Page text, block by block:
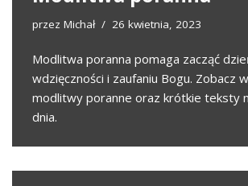
przez Michał 26 kwietnia, 2023
Modlitwa poranna pomaga zacząć
wdzięczności i zaufaniu Bogu. Zobacz
modlitwy poranne oraz krótkie teksty
dnia.